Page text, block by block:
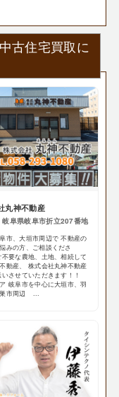
古住宅買取に
丸神不動産
岐阜県岐阜市折立207番地
市、大垣市周辺で 不動産の
みの方、ご相談くださ
要な農地、土地、相続して
動産、 株式会社丸神不動産
いさせていただきます！！
岐阜市を中心に大垣市、羽
巣市周辺 ...